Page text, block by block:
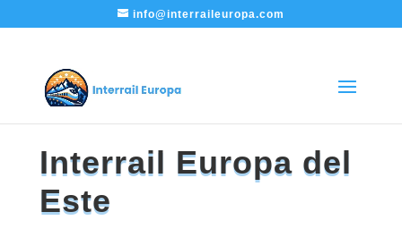
info@interraileuropa.com
Interrail Europa del
Este